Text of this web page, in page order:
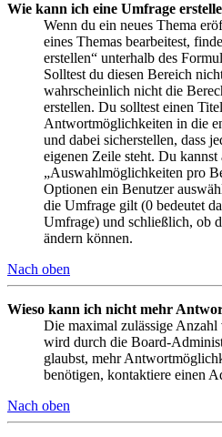
Wie kann ich eine Umfrage
Wenn du ein neues Thema
eines Themas bearbeitest,
erstellen“ unterhalb des
Solltest du diesen Bereich
wahrscheinlich nicht die
erstellen. Du solltest einen
Antwortmöglichkeiten in die
und dabei sicherstellen, dass
eigenen Zeile steht. Du kannst
„Auswahlmöglichkeiten pro
Optionen ein Benutzer
die Umfrage gilt (0 bedeutet
Umfrage) und schließlich, ob
ändern können.
Nach oben
Wieso kann ich nicht mehr
Die maximal zulässige
wird durch die Board-
glaubst, mehr
benötigen, kontaktiere einen
Nach oben